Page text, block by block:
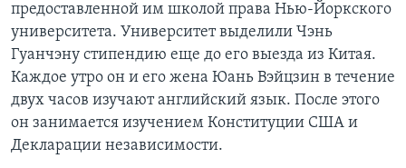
предоставленной им школой права Нью-Йоркского
университета. Университет выделили Чэнь
Гуанчэну стипендию еще до его выезда из Китая.
Каждое утро он и его жена Юань Вэйцзин в течение
двух часов изучают английский язык. После этого
он занимается изучением Конституции США и
Декларации независимости.